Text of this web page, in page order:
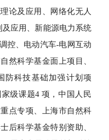
论及应用、网络化无人
应用、新能源电力系统
控、电动汽车-电网互动
然科学基金面上项目、
防科技基础加强计划项
级课题4 项，中国人民
点专项、上海市自然科
后科学基金特别资助、